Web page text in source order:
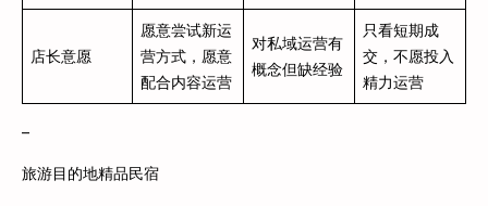
店长意愿
愿意尝试新运
营方式，愿意
配合内容运营
对私域运营有
概念但缺经验
只看短期成
交，不愿投入
精力运营
–
旅游目的地精品民宿